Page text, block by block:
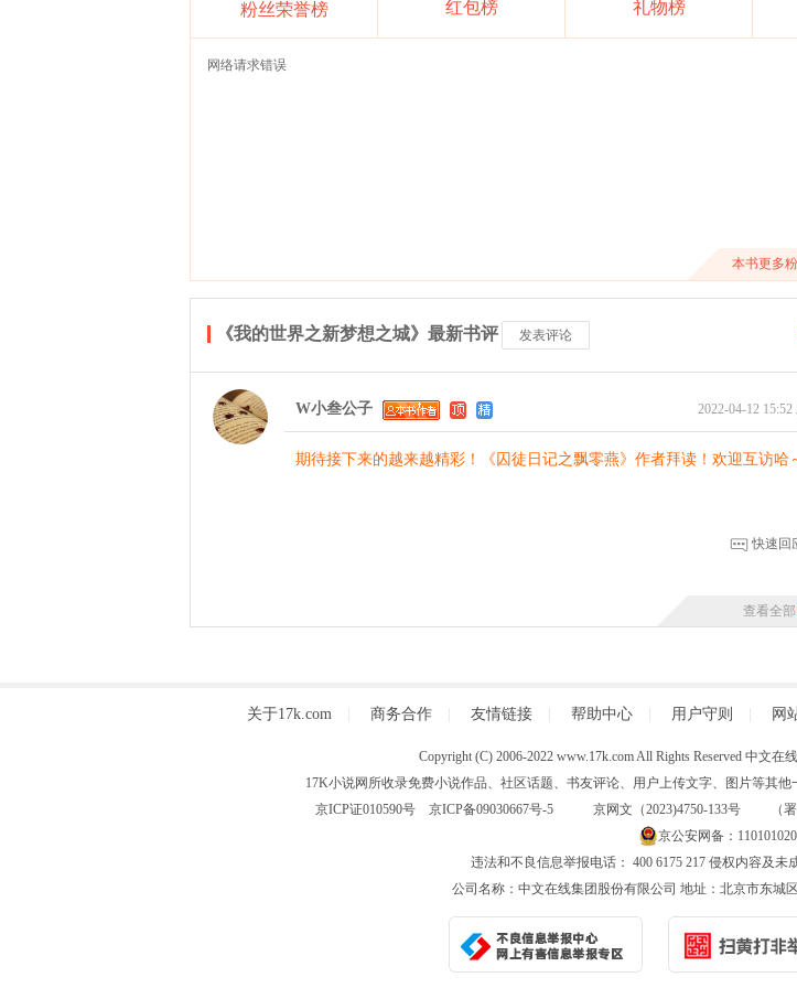
粉丝荣誉榜 红包榜 礼物榜
网络请求错误
本书更多
《我的世界之新梦想之城》最新书评 发表评论
2022-04-12
W小叁公子
期待接下来的越来越精彩！《囚徒日记之飘零燕》作者拜读！欢迎互访哈
快速回
查看全部
关于17k.com 商务合作 友情链接 帮助中心 用户守则 网
Copyright (C) 2006-2022 www.17k.com All Rights Reserved 中文
17K小说网所收录免费小说作品、社区话题、书友评论、用户上传文字、图片等其
京ICP证010590号 京ICP备09030667号-5京网文（2023)4750-133号 （署
京公安网备：
违法和不良信息举报电话： 400 6175 217 侵权内容及未
公司名称：中文在线集团股份有限公司 地址：北京市东城